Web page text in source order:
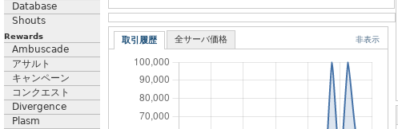
Database
Shouts
Rewards
Ambuscade
アサルト
キャンペーン
コンクエスト
Divergence
Plasm
取引履歴 全サーバ価格 非表示